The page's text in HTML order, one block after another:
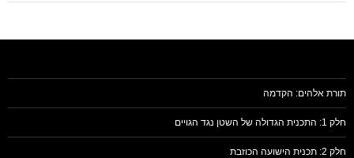
תורת אלהים: הקדמה
חלק 1: התכנית הגדולה של השטן נגד הגויים
חלק 2: תכנית הישועה הכוזבת